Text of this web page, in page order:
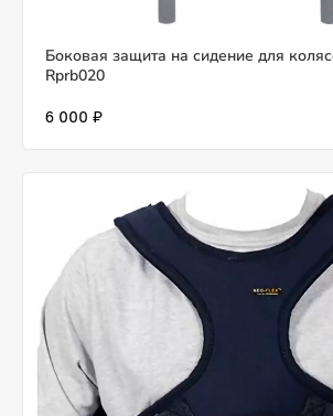
Боковая защита на сидение для
Rprb020
6 000 ₽